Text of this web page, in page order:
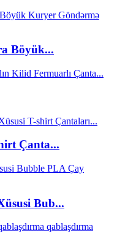
Böyük...
Çanta...
Bub...